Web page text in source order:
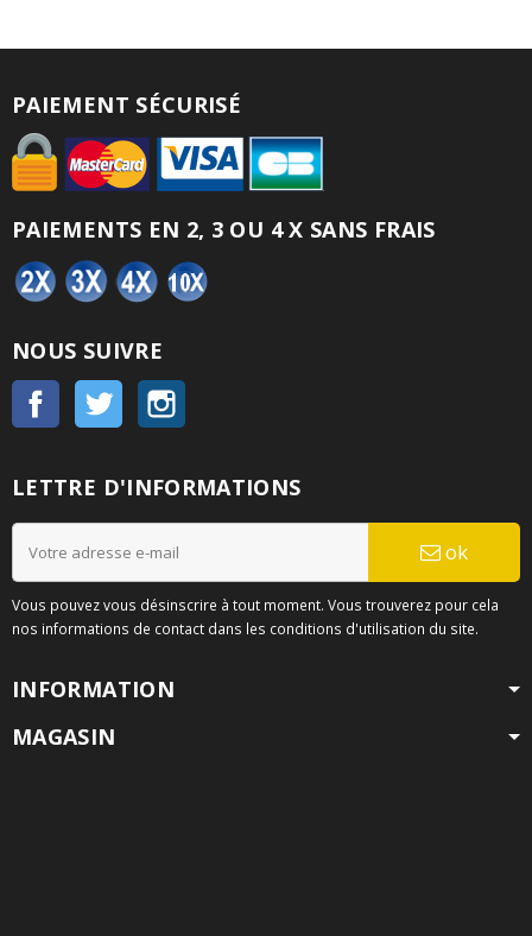
PAIEMENT SÉCURISÉ
PAIEMENTS EN 2, 3 OU 4 X SANS FRAIS
NOUS SUIVRE
Facebook Twitter
LETTRE D'INFORMATIONS
ok
Vous pouvez vous désinscrire à tout moment. Vous trouverez pour cela
nos informations de contact dans les conditions d'utilisation du site.
INFORMATION
MAGASIN